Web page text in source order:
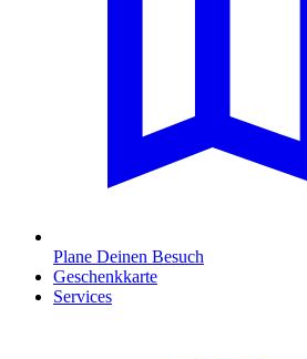
Plane Deinen Besuch
Geschenkkarte
Services